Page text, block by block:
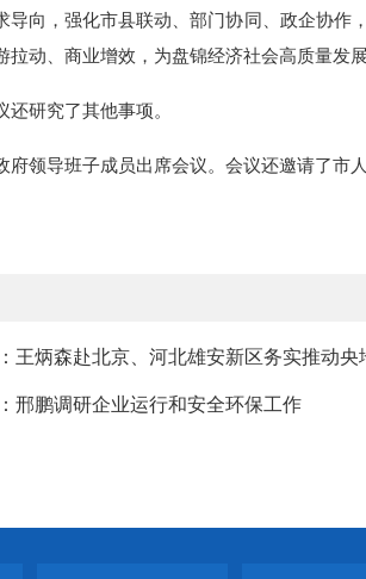
导向，强化市县联动、部门协同、政企协作
拉动、商业增效，为盘锦经济社会高质量发
还研究了其他事项。
府领导班子成员出席会议。会议还邀请了市
：王炳森赴北京、河北雄安新区务实推动央
邢鹏调研企业运行和安全环保工作